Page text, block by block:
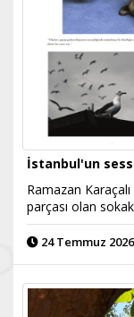
İstanbul'un
Ramazan
parçası olan
24 Temmuz